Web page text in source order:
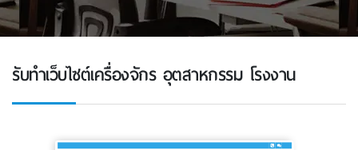
รับทําเว็บไซต์เครื่องจักร อุตสาหกรรม โรงงาน